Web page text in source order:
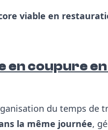
viable en
en coupure
du temps de
la même journée,